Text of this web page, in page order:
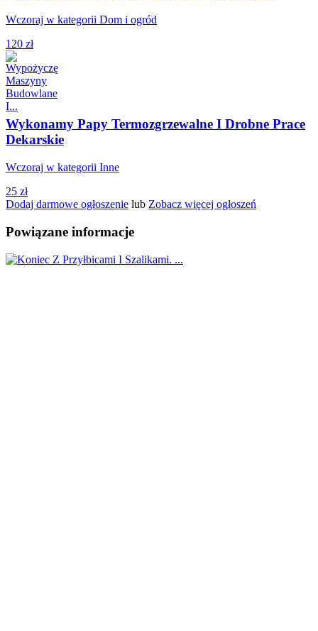
Wczoraj w kategorii Dom i ogród
120 zł
Wykonamy Papy Termozgrzewalne I Drobne Prace
Dekarskie
Wczoraj w kategorii Inne
25 zł
Dodaj darmowe ogłoszenie lub Zobacz więcej ogłoszeń
Powiązane informacje